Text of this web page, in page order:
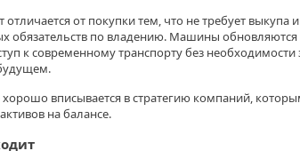
от покупки тем, что не требует выкупа и
обязательств по владению. Машины обновляются
к современному транспорту без необходимости
вписывается в стратегию компаний,
на балансе.